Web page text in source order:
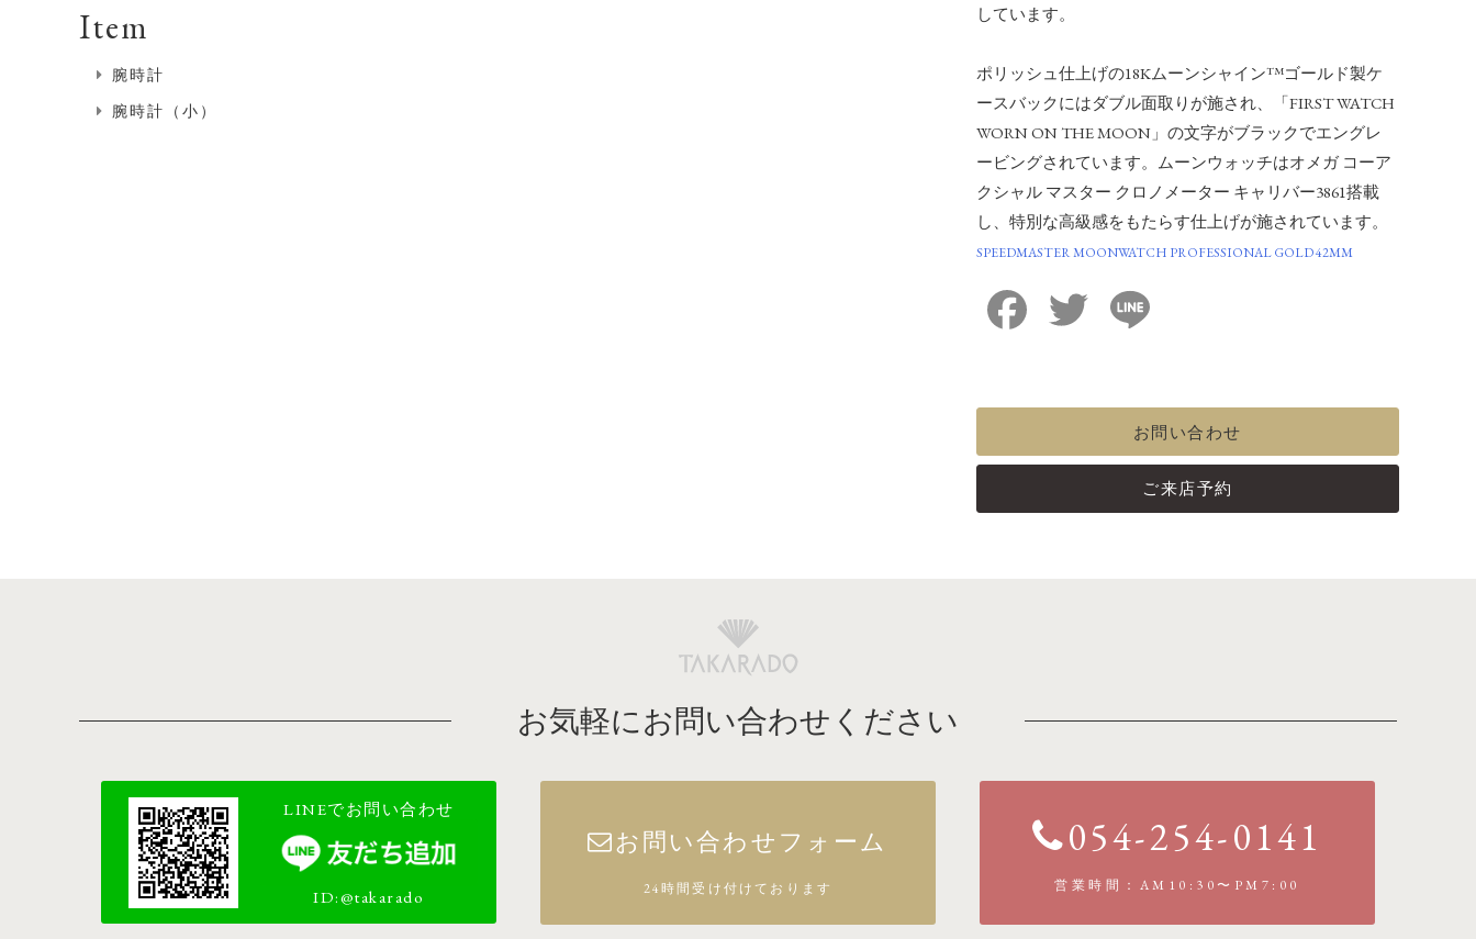
しています。
ポリッシュ仕上げの18Kムーンシャイン™ゴールド製ケ
ースバックにはダブル面取りが施され、「FIRST WATCH
WORN ON THE MOON」の文字がブラックでエングレ
ービングされています。ムーンウォッチはオメガ コーア
クシャル マスター クロノメーター キャリバー3861搭載
し、特別な高級感をもたらす仕上げが施されています。
SPEEDMASTER MOONWATCH PROFESSIONAL GOLD 42MM
Facebook Twitter
お問い合わせ
ご来店予約
Item
腕時計
腕時計（小）
お気軽にお問い合わせください
LINEでお問い合わせ
ID:@takarado
お問い合わせフォーム
24時間受け付けております
054-254-0141
営業時間：AM10:30〜PM7:00